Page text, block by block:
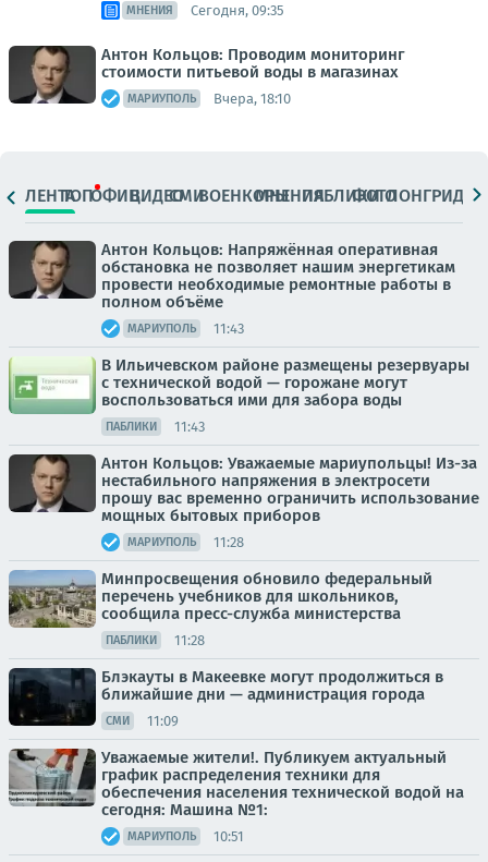
МНЕНИЯ Сегодня, 09:35
Антон Кольцов: Проводим мониторинг
стоимости питьевой воды в магазинах
МАРИУПОЛЬ Вчера, 18:10
ЛЕНТАТОПОФИЦ.ВИДЕОСМИВОЕНКОРЫМНЕНИЯПАБЛИКИ
ФОТОЛОНГРИДЫ
Антон Кольцов: Напряжённая оперативная
обстановка не позволяет нашим энергетикам
провести необходимые ремонтные работы в
полном объёме
МАРИУПОЛЬ 11:43
В Ильичевском районе размещены резервуары
с технической водой — горожане могут
воспользоваться ими для забора воды
ПАБЛИКИ 11:43
Антон Кольцов: Уважаемые мариупольцы! Из-за
нестабильного напряжения в электросети
прошу вас временно ограничить использование
мощных бытовых приборов
МАРИУПОЛЬ 11:28
Минпросвещения обновило федеральный
перечень учебников для школьников,
сообщила пресс-служба министерства
ПАБЛИКИ 11:28
Блэкауты в Макеевке могут продолжиться в
ближайшие дни — администрация города
СМИ 11:09
Уважаемые жители!. Публикуем актуальный
график распределения техники для
обеспечения населения технической водой на
сегодня: Машина №1:
МАРИУПОЛЬ 10:51